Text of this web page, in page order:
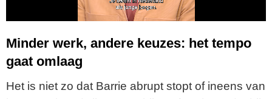
a
y
Minder werk, andere keuzes: het tempo
gaat omlaag
Het is niet zo dat Barrie abrupt stopt of ineens van